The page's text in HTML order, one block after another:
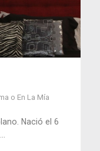
o En La Mía
Nació el 6